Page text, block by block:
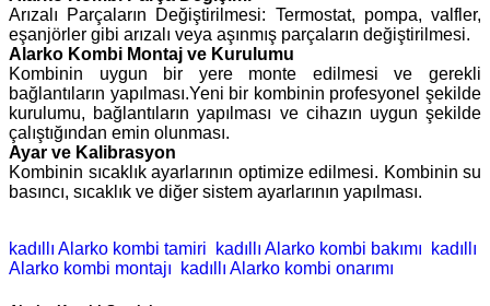
Arızalı Parçaların Değiştirilmesi: Termostat, pompa, valfler,
eşanjörler gibi arızalı veya aşınmış parçaların değiştirilmesi.
Alarko Kombi Montaj ve Kurulumu
Kombinin uygun bir yere monte edilmesi ve gerekli
bağlantıların yapılması.Yeni bir kombinin profesyonel şekilde
kurulumu, bağlantıların yapılması ve cihazın uygun şekilde
çalıştığından emin olunması.
Ayar ve Kalibrasyon
Kombinin sıcaklık ayarlarının optimize edilmesi. Kombinin su
basıncı, sıcaklık ve diğer sistem ayarlarının yapılması.
kadıllı Alarko kombi tamiri kadıllı Alarko kombi bakımı
kadıllı
Alarko kombi montajı
kadıllı Alarko kombi onarımı